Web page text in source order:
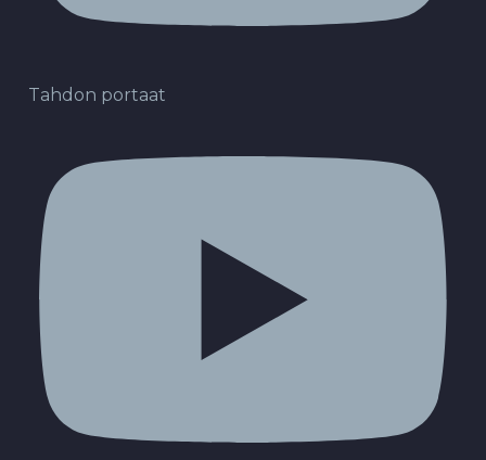
Tahdon portaat